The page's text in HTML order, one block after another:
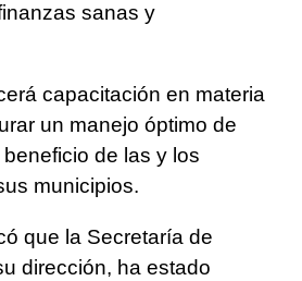
sanas y
capacitación en materia
un manejo óptimo de
de las y los
municipios.
que la Secretaría de
dirección, ha estado